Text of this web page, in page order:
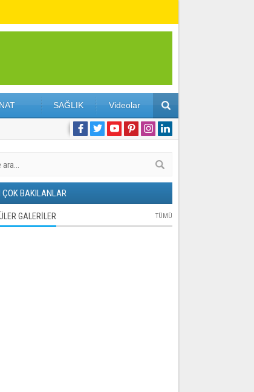
SAĞLIK Videolar
ÇOK BAKILANLAR
GALERİLER TÜMÜ